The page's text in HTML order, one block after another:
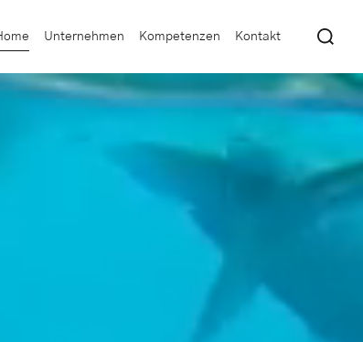
Unternehmen Kompetenzen Kontakt